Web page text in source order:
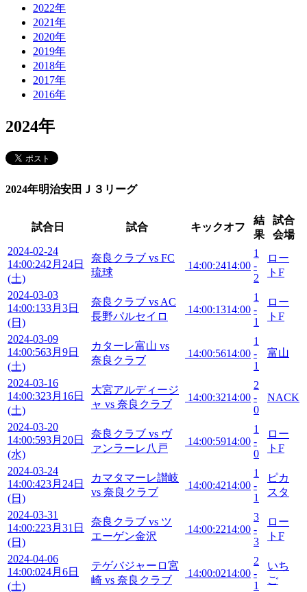
2022年
2021年
2020年
2019年
2018年
2017年
2016年
2024年
2024年明治安田Ｊ３リーグ
試合日 試合 キックオフ
結
果
試合
会場
2024-02-24
14:00:242月24日
(土)
奈良クラブ vs FC
琉球
14:00:2414:00
1
-
2
ロー
トF
2024-03-03
14:00:133月3日
(日)
奈良クラブ vs AC
長野パルセイロ
14:00:1314:00
1
-
1
ロー
トF
2024-03-09
14:00:563月9日
(土)
カターレ富山 vs
奈良クラブ
14:00:5614:00
1
-
1
富山
2024-03-16
14:00:323月16日
(土)
大宮アルディージ
ャ vs 奈良クラブ
14:00:3214:00
2
-
0
NACK
2024-03-20
14:00:593月20日
(水)
奈良クラブ vs ヴ
ァンラーレ八戸
14:00:5914:00
1
-
0
ロー
トF
2024-03-24
14:00:423月24日
(日)
カマタマーレ讃岐
vs 奈良クラブ
14:00:4214:00
1
-
1
ピカ
スタ
2024-03-31
14:00:223月31日
(日)
奈良クラブ vs ツ
エーゲン金沢
14:00:2214:00
3
-
3
ロー
トF
2024-04-06
14:00:024月6日
(土)
テゲバジャーロ宮
崎 vs 奈良クラブ
14:00:0214:00
2
-
1
いち
ご